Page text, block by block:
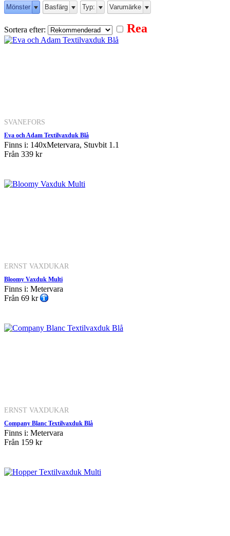
Mönster
Basfärg Typ: Varumärke
Sortera efter: Rea
SVANEFORS
Eva och Adam Textilvaxduk Blå
Finns i: 140xMetervara, Stuvbit 1.1
Från 339 kr
ERNST VAXDUKAR
Bloomy Vaxduk Multi
Finns i: Metervara
Från 69 kr
ERNST VAXDUKAR
Company Blanc Textilvaxduk Blå
Finns i: Metervara
Från 159 kr